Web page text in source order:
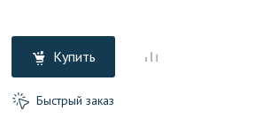
Купить
Быстрый заказ